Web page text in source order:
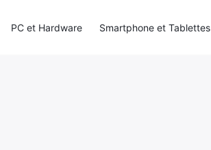
PC et Hardware Smartphone et Tablettes